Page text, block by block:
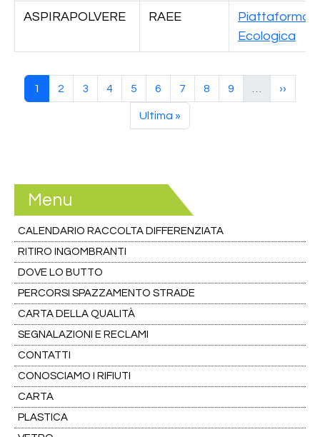
ASPIRAPOLVERE RAEE
Piattaforma
Ecologica
Paginazione
Pagina attuale
1 Pagina
2 Pagina
3 Pagina
4 Pagina
5 Pagina
6 Pagina
7 Pagina
8 Pagina
9 Pagina
››
Ultima pagina
Ultima »
Menu
CALENDARIO RACCOLTA DIFFERENZIATA
RITIRO INGOMBRANTI
DOVE LO BUTTO
PERCORSI SPAZZAMENTO STRADE
CARTA DELLA QUALITÀ
SEGNALAZIONI E RECLAMI
CONTATTI
CONOSCIAMO I RIFIUTI
CARTA
PLASTICA